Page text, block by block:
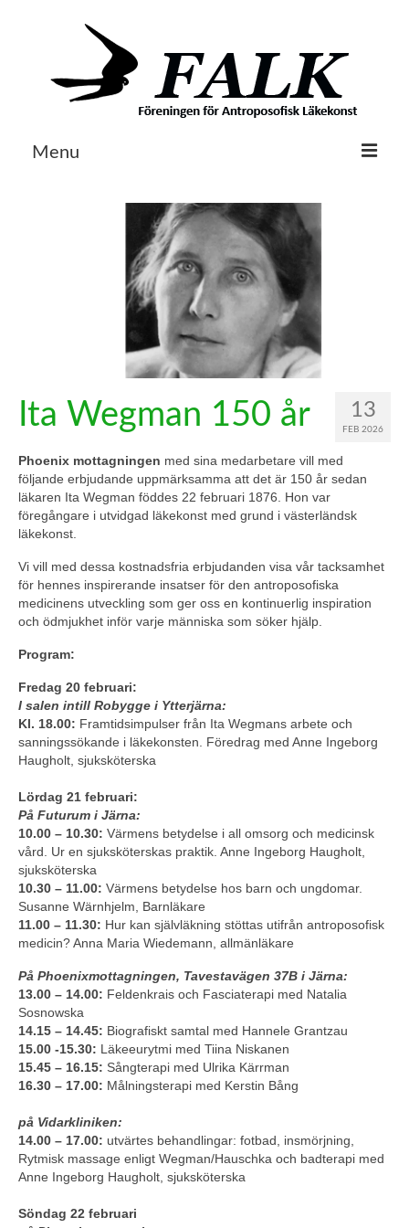
Menu
Egenvård & Läkeväxter
13
FEB 2026
Ita Wegman 150 år
Phoenix mottagningen med sina medarbetare vill med
följande erbjudande uppmärksamma att det är 150 år sedan
läkaren Ita Wegman föddes 22 februari 1876. Hon var
föregångare i utvidgad läkekonst med grund i västerländsk
läkekonst.
Vi vill med dessa kostnadsfria erbjudanden visa vår tacksamhet
för hennes inspirerande insatser för den antroposofiska
medicinens utveckling som ger oss en kontinuerlig inspiration
och ödmjukhet inför varje människa som söker hjälp.
Program:
Fredag 20 februari:
I salen intill Robygge i Ytterjärna:
Kl. 18.00: Framtidsimpulser från Ita Wegmans arbete och
sanningssökande i läkekonsten. Föredrag med Anne Ingeborg
Haugholt, sjuksköterska
Lördag 21 februari:
På Futurum i Järna:
10.00 – 10.30: Värmens betydelse i all omsorg och medicinsk
vård. Ur en sjuksköterskas praktik. Anne Ingeborg Haugholt,
sjuksköterska
10.30 – 11.00: Värmens betydelse hos barn och ungdomar.
Susanne Wärnhjelm, Barnläkare
11.00 – 11.30: Hur kan självläkning stöttas utifrån antroposofisk
medicin? Anna Maria Wiedemann, allmänläkare
På Phoenixmottagningen, Tavestavägen 37B i Järna:
13.00 – 14.00: Feldenkrais och Fasciaterapi med Natalia
Sosnowska
14.15 – 14.45: Biografiskt samtal med Hannele Grantzau
15.00 -15.30: Läkeeurytmi med Tiina Niskanen
15.45 – 16.15: Sångterapi med Ulrika Kärrman
16.30 – 17.00: Målningsterapi med Kerstin Bång
på Vidarkliniken:
14.00 – 17.00: utvärtes behandlingar: fotbad, insmörjning,
Rytmisk massage enligt Wegman/Hauschka och badterapi med
Anne Ingeborg Haugholt, sjuksköterska
Söndag 22 februari